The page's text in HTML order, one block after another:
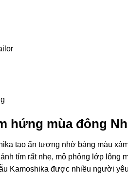
hứng mùa đông
tạo ấn tượng nhờ bảng màu
tím rất nhẹ, mô phỏng lớp lông
Kamoshika được nhiều người